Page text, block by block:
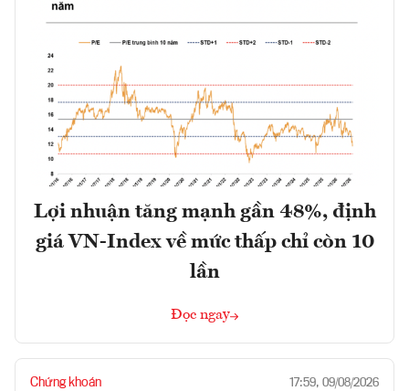
Lợi nhuận tăng mạnh gần 48%, định
giá VN-Index về mức thấp chỉ còn 10
lần
Đọc ngay
Chứng khoán 17:59, 09/08/2026